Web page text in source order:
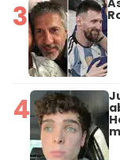
3
4